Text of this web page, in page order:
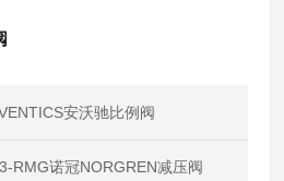
安沃驰比例阀
RMG诺冠NORGREN减压阀